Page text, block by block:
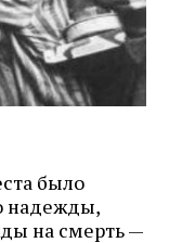
было
надежды,
на смерть —